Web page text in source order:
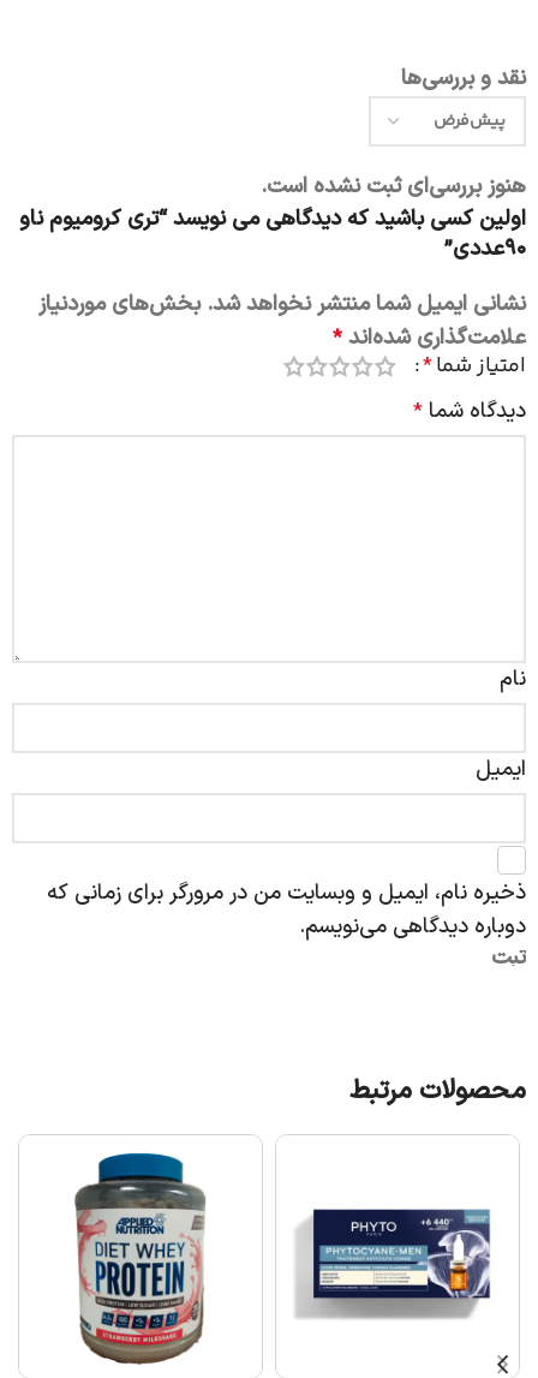
نقد و بررسی‌ها
هنوز بررسی‌ای ثبت نشده است.
اولین کسی باشید که دیدگاهی می نویسد “تری کرومیوم ناو
۹۰عددی”
نشانی ایمیل شما منتشر نخواهد شد. بخش‌های موردنیاز
علامت‌گذاری شده‌اند *
امتیاز شما*
دیدگاه شما *
نام
ایمیل
ذخیره نام، ایمیل و وبسایت من در مرورگر برای زمانی که
دوباره دیدگاهی می‌نویسم.
محصولات مرتبط